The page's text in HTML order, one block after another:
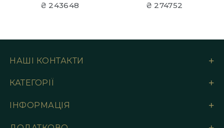
₴ 243648 ₴ 274752
НАШІ КОНТАКТИ
КАТЕГОРІЇ
ІНФОРМАЦІЯ